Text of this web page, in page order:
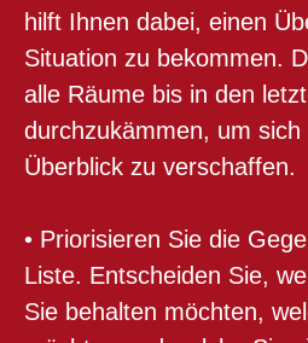
hilft Ihnen dabei, einen
Situation zu bekommen.
alle Räume bis in den
durchzukämmen, um
Überblick zu verschaffen.
• Priorisieren Sie die
Liste. Entscheiden Sie,
Sie behalten möchten,